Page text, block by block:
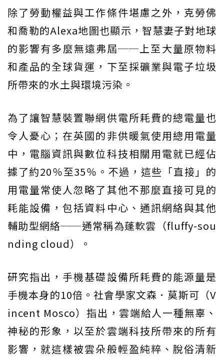
除了勞動權益與工作條件堪慮之外，克勞佛
和喬勒的Alexa地圖也顯示，智慧妻子對地球
的影響有多麼無遠弗屆──上至大量原物料
和產品的全球貨運，下至採礦業與電子垃圾
所帶來的水土與環境污染。
為了讓智慧裝置聯網供電所耗費的總電量也
令人憂心；在英國的非供暖氣使用總用電量
中，電腦資訊與數位科技相關用電就已經佔
據了約20％至35％。不過，這些「直接」的
用電量常使人忽略了其他不那麼直接可見的
耗能設備，包括資料中心、通訊網絡與其他
輔助型網絡──通常稱為蓬軟雲（fluffy-sou
nding cloud）。
研究指出，手機基礎設備所耗費的能源量是
手機本身的10倍。社會學家文森．莫斯可（V
incent Mosco）指出，雲端給人一種無辜、
神秘的形象，以至於雲端科技所帶來的所有
影響，就這樣被雲朵般輕盈純粹、脫俗清新